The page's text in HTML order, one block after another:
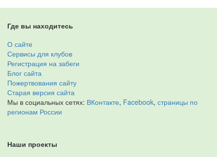
Где вы находитесь
О сайте
Сервисы для клубов
Регистрация на забеги
Блог сайта
Пожертвования сайту
Старая версия сайта
Мы в социальных сетях: ВКонтакте, Facebook, страницы по
регионам России
Наши проекты